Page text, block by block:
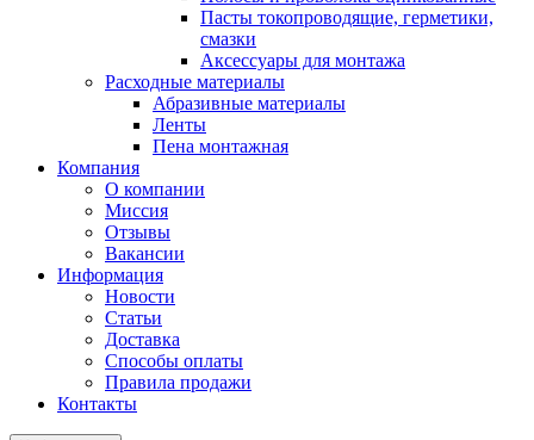
Пасты токопроводящие, герметики,
смазки
Аксессуары для монтажа
Расходные материалы
Абразивные материалы
Ленты
Пена монтажная
Компания
О компании
Миссия
Отзывы
Вакансии
Информация
Новости
Статьи
Доставка
Способы оплаты
Правила продажи
Контакты